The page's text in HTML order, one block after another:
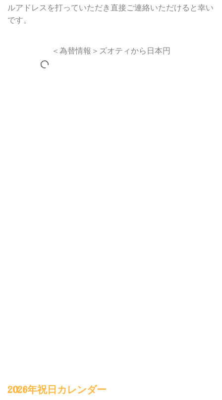
ルアドレスを打っていただき直接ご連絡いただけると幸い
です。
＜為替情報＞ズオティから日本円
2026年祝日カレンダー